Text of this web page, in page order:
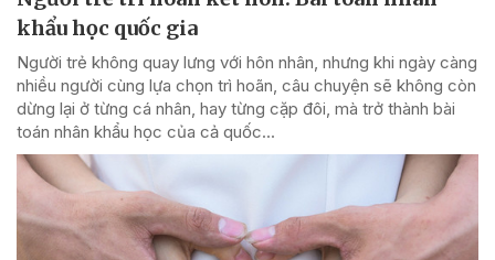
khẩu học quốc gia
Người trẻ không quay lưng với hôn nhân, nhưng khi ngày càng
nhiều người cùng lựa chọn trì hoãn, câu chuyện sẽ không còn
dừng lại ở từng cá nhân, hay từng cặp đôi, mà trở thành bài
toán nhân khẩu học của cả quốc...